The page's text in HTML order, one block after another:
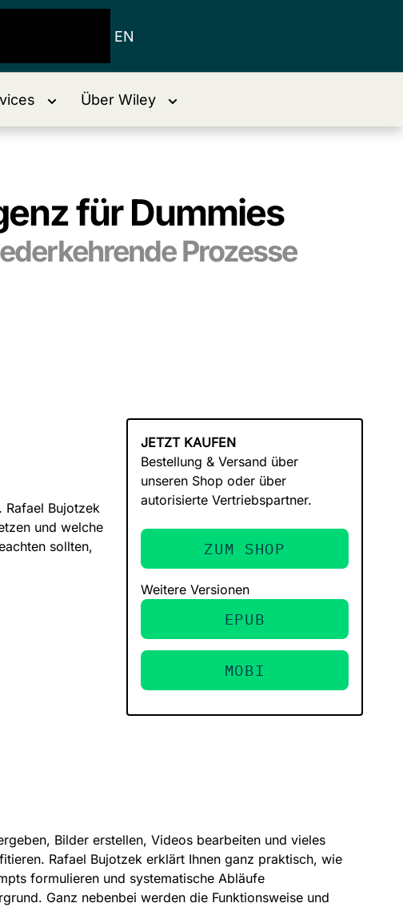
EN
Über Wiley
für Dummies
Prozesse
Rafael Bujotzek
und welche
sollten,
JETZT KAUFEN
Bestellung & Versand über
unseren Shop oder über
autorisierte Vertriebspartner.
ZUM SHOP
Weitere Versionen
EPUB
MOBI
Bilder erstellen, Videos bearbeiten und vieles
Rafael Bujotzek erklärt Ihnen ganz praktisch, wie
formulieren und systematische Abläufe
Ganz nebenbei werden die Funktionsweise und